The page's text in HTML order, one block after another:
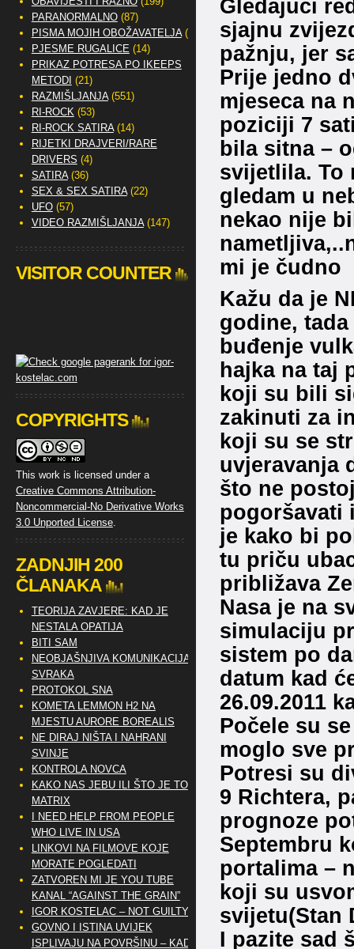
Gledajući
sjajnu
pažnju, jer
Prije jedno
mjeseca na
poziciji 7
bila sitna –
svijetlila. To
gledam u
nekao nije
mi je čudno
Kažu da je
godine,
buđenje
hajka na taj
koji su bili
zakinuti za
koji su se
uvjeravanja
što ne
pogoršavati
je kako bi
tu priču
približava
Nasa je na
simulaciju
sistem po
datum kad
26.09.2011
Počele su
moglo sve
Potresi su
9 Richtera,
prognoze
Septembru
portalima –
koji su
svijetu(Stan
I pazite sad
PARANORMALNO(87)
PISMA MOJIH OBOŽAVATELJA(2)
PJESME RUGALICE (14)
PRIKAZ POTRESA PO IKEEPS
METODI (21)
RAZMIŠLJANJA(551)
RI-ROCK(53)
RI-ROCK SATIRA(14)
RIJETKI DRAJVERI/RARE
DRIVERS (4)
SATIRA(36)
SEX & SEX SATIRA(22)
UFO(57)
VIDEO RAZMIŠLJANJA(147)
VISITOR COUNTER
COPYRIGHTS
This work is licensed under a
Creative Commons Attribution-
Noncommercial-No Derivative Works
3.0 Unported License.
ZADNJIH 200
ČLANAKA
TEORIJA ZAVJERE: KAD JE
NESTALA OPATIJA
BITI SAM
NEOBJAŠNJIVA KOMUNIKACIJA
SVRAKA
PROTOKOL SNA
KOMETA LEMMON H2 NA
MJESTU AURORE BOREALIS
NE DIRAJ NIŠTA I NAHRANI
SVINJE
KONTROLA NOVCA
KAKO NAS JEBU ILI ŠTO JE TO
MATRIX
I NEED HELP FROM PEOPLE
WHO LIVE IN USA
LINKOVI NA FILMOVE KOJE
MORATE POGLEDATI
ZATVOREN MI JE YOU TUBE
KANAL “AGAINST THE GRAIN”
IGOR KOSTELAC – NOT GUILTY
GOVNO I ISTINA UVIJEK
ISPLIVAJU NA POVRŠINU – KAD